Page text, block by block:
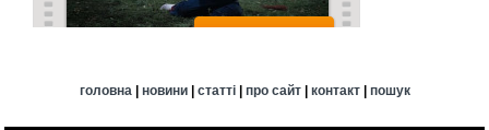
головна | новини| статті| про сайт| контакт| пошук